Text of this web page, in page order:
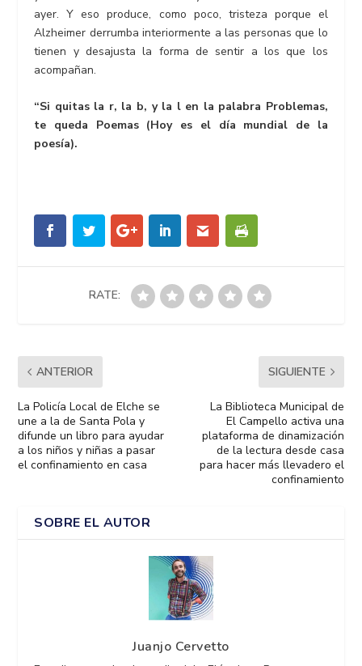
ayer. Y eso produce, como poco, tristeza porque el
Alzheimer derrumba interiormente a las personas que lo
tienen y desajusta la forma de sentir a los que los
acompañan.
“Si quitas la r, la b, y la l en la palabra Problemas,
te queda Poemas (Hoy es el día mundial de la
poesía).
RATE:
ANTERIOR
La Policía Local de Elche se
une a la de Santa Pola y
difunde un libro para ayudar
a los niños y niñas a pasar
el confinamiento en casa
SIGUIENTE
La Biblioteca Municipal de
El Campello activa una
plataforma de dinamización
de la lectura desde casa
para hacer más llevadero el
confinamiento
SOBRE EL AUTOR
Juanjo Cervetto